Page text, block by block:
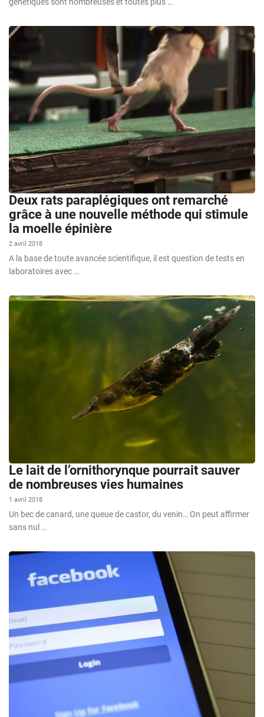
génétiques sont nombreuses et toutes plus …
Deux rats paraplégiques ont remarché
grâce à une nouvelle méthode qui stimule
la moelle épinière
2 avril 2018
A la base de toute avancée scientifique, il est question de tests en
laboratoires avec …
Le lait de l’ornithorynque pourrait sauver
de nombreuses vies humaines
1 avril 2018
Un bec de canard, une queue de castor, du venin… On peut affirmer
sans nul …